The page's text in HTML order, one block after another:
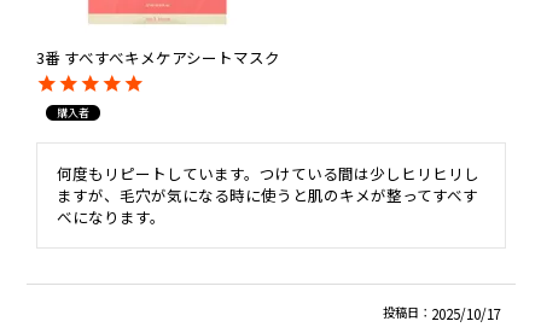
3番 すべすべキメケアシートマスク
購入者
何度もリピートしています。つけている間は少しヒリヒリし
ますが、毛穴が気になる時に使うと肌のキメが整ってすべす
べになります。
投稿日 2025/10/17